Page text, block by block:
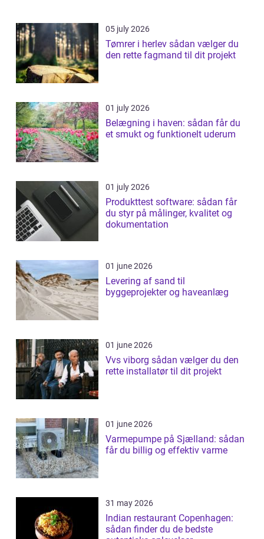
05 july 2026
Tømrer i herlev sådan vælger du
den rette fagmand til dit projekt
01 july 2026
Belægning i haven: sådan får du
et smukt og funktionelt uderum
01 july 2026
Produkttest software: sådan får
du styr på målinger, kvalitet og
dokumentation
01 june 2026
Levering af sand til
byggeprojekter og haveanlæg
01 june 2026
Vvs viborg sådan vælger du den
rette installatør til dit projekt
01 june 2026
Varmepumpe på Sjælland: sådan
får du billig og effektiv varme
31 may 2026
Indian restaurant Copenhagen:
sådan finder du de bedste